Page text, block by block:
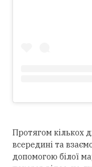
Протягом кількох
всередині та
допомогою білої